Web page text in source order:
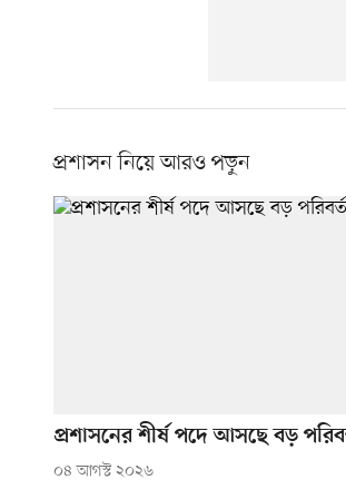
প্রশাসন নিয়ে আরও পড়ুন
প্রশাসনের শীর্ষ পদে আসছে বড়
০৪ আগস্ট ২০২৬